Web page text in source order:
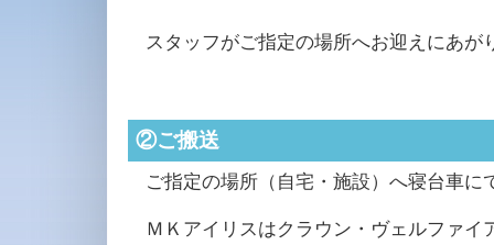
スタッフがご指定の場所へお迎えにあが
②ご搬送
ご指定の場所（自宅・施設）へ寝台車に
ＭＫアイリスはクラウン・ヴェルファイ